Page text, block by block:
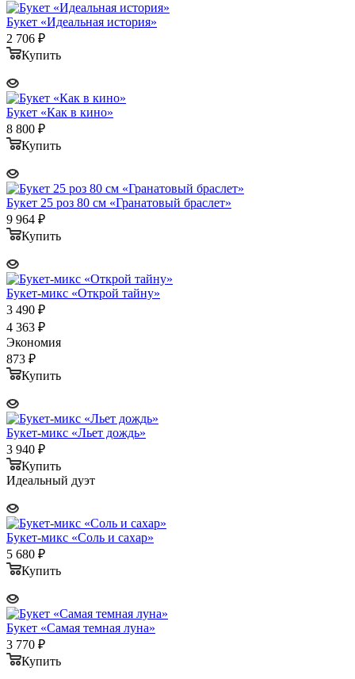
Букет «Идеальная история»
2 706 ₽
Купить
Букет «Как в кино»
8 800 ₽
Купить
Букет 25 роз 80 см «Гранатовый браслет»
9 964 ₽
Купить
Букет-микс «Открой тайну»
3 490 ₽
4 363 ₽
Экономия
873 ₽
Купить
Букет-микс «Льет дождь»
3 940 ₽
Купить
Идеальный дуэт
Букет-микс «Соль и сахар»
5 680 ₽
Купить
Букет «Самая темная луна»
3 770 ₽
Купить